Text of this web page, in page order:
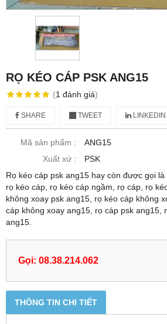
RỌ KÉO CÁP PSK ANG15
(1 đánh giá)
SHARE TWEET LINKEDIN
Mã sản phẩm :
ANG15
Xuất xứ :
PSK
Rọ kéo cáp psk ang15 hay còn được gọi
rọ kéo cáp, rọ kéo cáp ngầm, rọ cáp, rọ
không xoay psk ang15, rọ kéo cáp không
cáp không xoay ang15, rọ cáp psk ang15,
ang15.
Gọi: 08.38.214.062
THÔNG TIN CHI TIẾT